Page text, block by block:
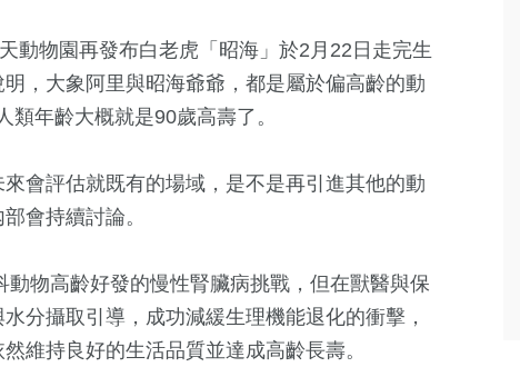
動物園再發布白老虎「昭海」於2月22日走完生
，大象阿里與昭海爺爺，都是屬於偏高齡的動
年齡大概就是90歲高壽了。
會評估就既有的場域，是不是再引進其他的動
會持續討論。
動物高齡好發的慢性腎臟病挑戰，但在獸醫與保
分攝取引導，成功減緩生理機能退化的衝擊，
維持良好的生活品質並達成高齡長壽。